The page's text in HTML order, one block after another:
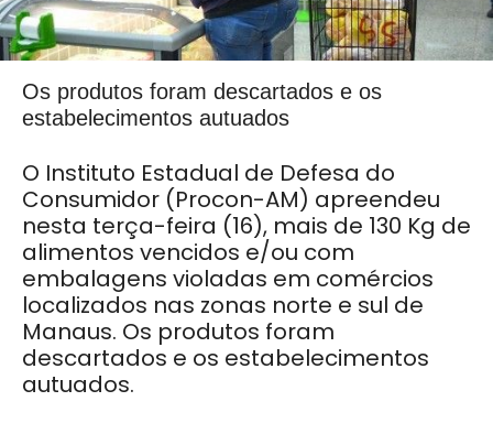
Os produtos foram descartados e os
estabelecimentos autuados
O Instituto Estadual de Defesa do
Consumidor (Procon-AM) apreendeu
nesta terça-feira (16), mais de 130 Kg de
alimentos vencidos e/ou com
embalagens violadas em comércios
localizados nas zonas norte e sul de
Manaus. Os produtos foram
descartados e os estabelecimentos
autuados.